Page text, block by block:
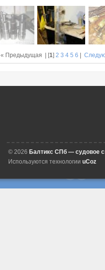
« Предыдущая | [1] 2 3 4 5 6
© 2026 Балтикс СПб — судовое
Используются технологии uCoz